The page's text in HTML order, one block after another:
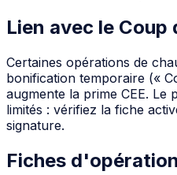
Lien avec le Coup
Certaines opérations de
bonification temporaire («
augmente la prime CEE. Le
limités : vérifiez la fiche
signature.
Fiches